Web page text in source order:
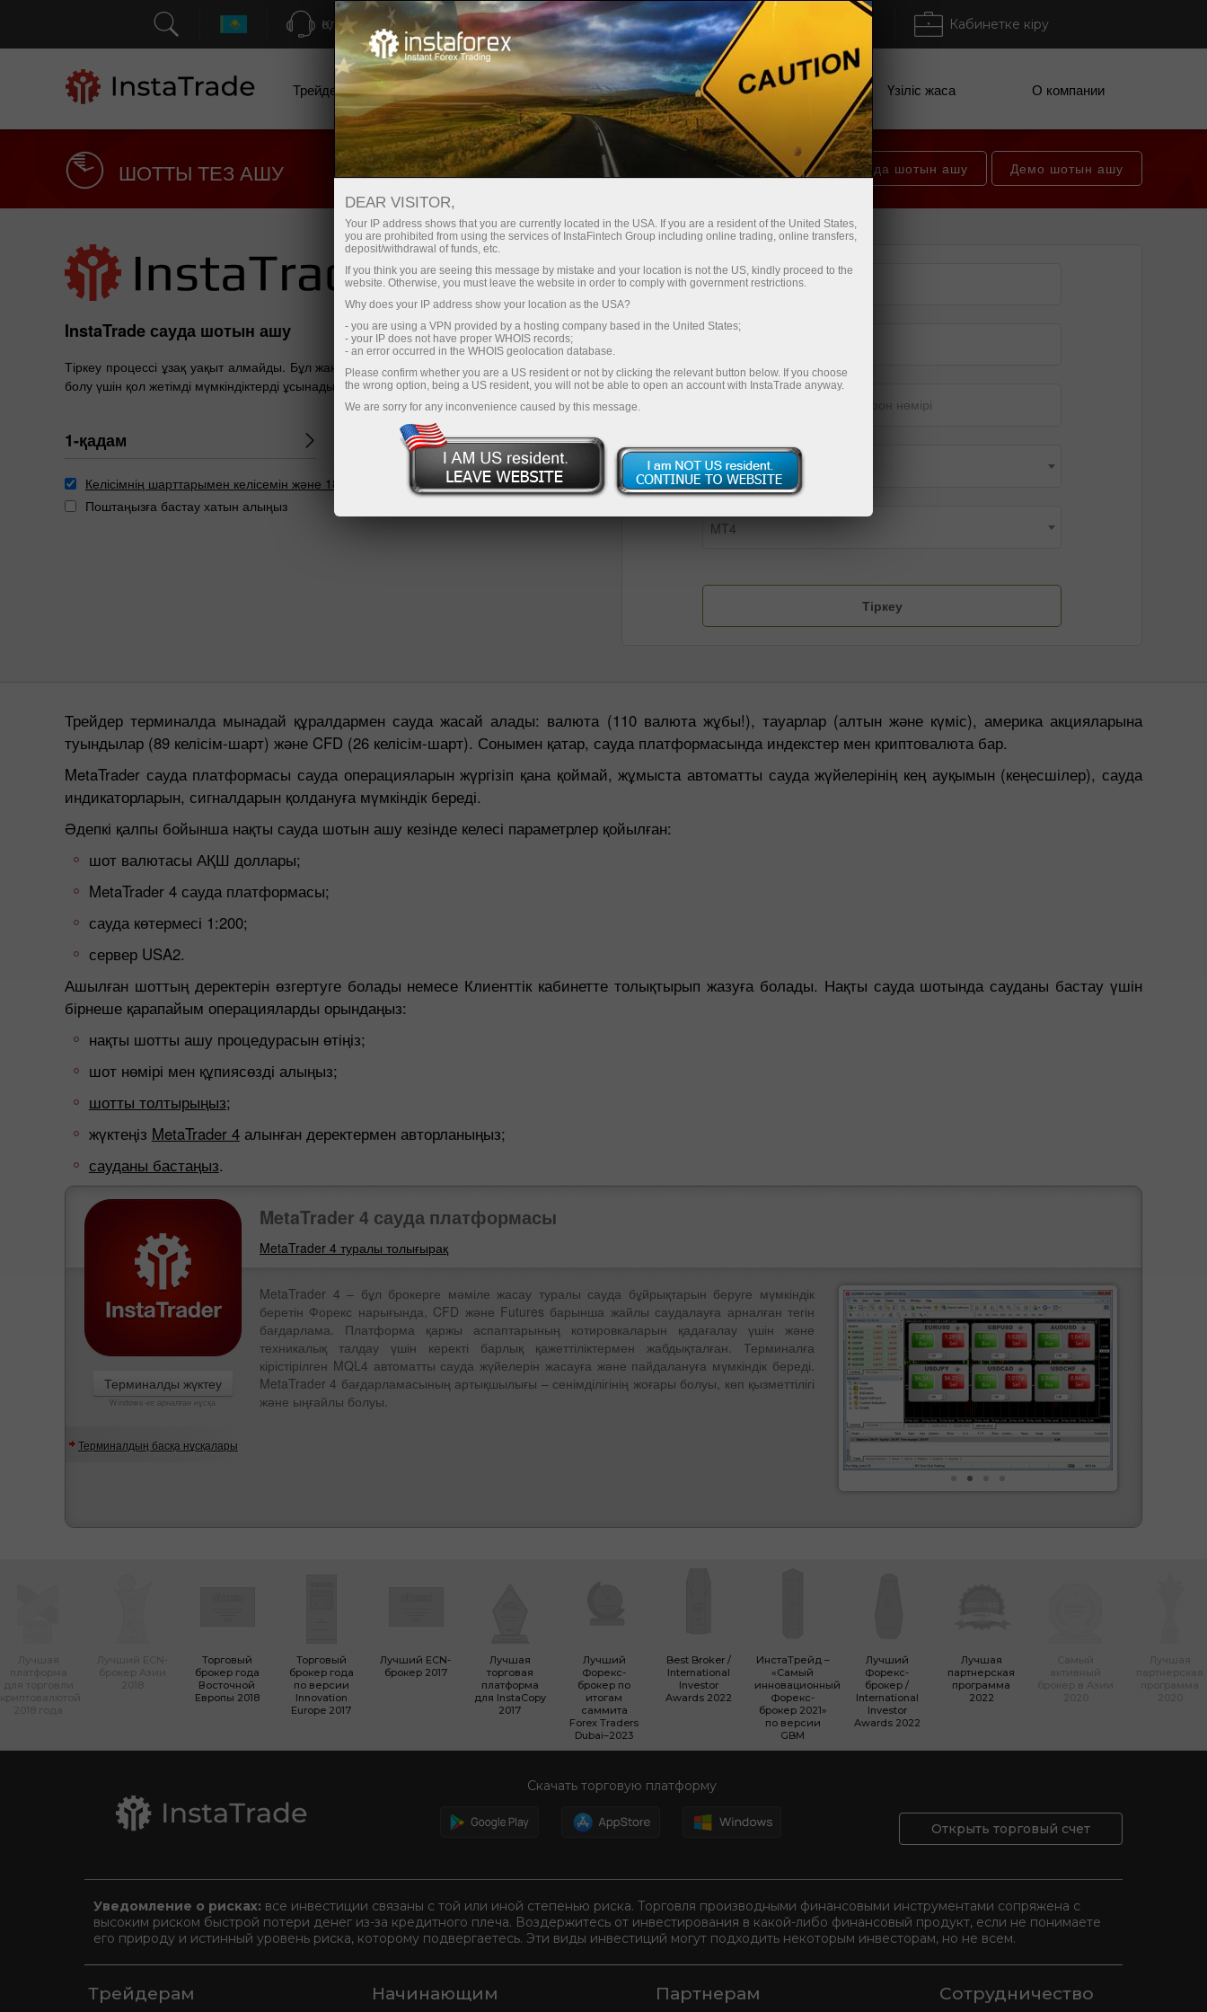
Қолдау Шотты тез ашу Сауда алаңы Кабинетке кіру
Трейдерлерге Жаңа бастаушыларға Серіктестерге Сервисы компании Үзіліс жаса О компании
ШОТТЫ ТЕЗ АШУ Сауда шотын ашу Демо шотын ашу
InstaTrade сауда шотын ашу
Тіркеу процессі ұзақ уақыт алмайды. Бұл жаңадан бастаған адамға сауда салуда сәтті
болу үшін қол жетімді мүмкіндіктерді ұсынады.
1-қадам
Келісімнің шарттарымен келісемін және 18 жаста екенімді растайдым
Поштаңызға бастау хатын алыңыз
Толық атауы
Телефон нөмірі
Австралия
MT4
Трейдер терминалда мынадай құралдармен сауда жасай алады: валюта (110 валюта жұбы!), тауарлар (алтын және күміс), америка акцияларына
туындылар (89 келісім-шарт) және CFD (26 келісім-шарт). Сонымен қатар, сауда платформасында индекстер мен криптовалюта бар.
MetaTrader сауда платформасы сауда операцияларын жүргізіп қана қоймай, жұмыста автоматты сауда жүйелерінің кең ауқымын (кеңесшілер), сауда
индикаторларын, сигналдарын қолдануға мүмкіндік береді.
Әдепкі қалпы бойынша нақты сауда шотын ашу кезінде келесі параметрлер қойылған:
шот валютасы АҚШ доллары;
MetaTrader 4 сауда платформасы;
сауда көтермесі 1:200;
сервер USA2.
Ашылған шоттың деректерін өзгертуге болады немесе Клиенттік кабинетте толықтырып жазуға болады. Нақты сауда шотында сауданы бастау үшін
бірнеше қарапайым операцияларды орындаңыз:
нақты шотты ашу процедурасын өтіңіз;
шот нөмірі мен құпиясөзді алыңыз;
шотты толтырыңыз;
жүктеңіз MetaTrader 4алынған деректермен авторланыңыз;
сауданы бастаңыз.
Терминалды жүктеу
Windows-ке арналған нұсқа
Терминалдың басқа нұсқалары
MetaTrader 4 сауда платформасы
MetaTrader 4 туралы толығырақ
MetaTrader 4 – бұл брокерге мәміле жасау туралы сауда бұйрықтарын беруге мүмкіндік
беретін Форекс нарығында, CFD және Futures барынша жайлы саудалауға арналған тегін
бағдарлама. Платформа қаржы аспаптарының котировкаларын қадағалау үшін және
техникалық талдау үшін керекті барлық қажеттіліктермен жабдықталған. Терминалға
кірістірілген MQL4 автоматты сауда жүйелерін жасауға және пайдалануға мүмкіндік береді.
MetaTrader 4 бағдарламасының артықшылығы – сенімділігінің жоғары болуы, көп қызметтілігі
және ыңғайлы болуы.
Торговый
брокер года
Восточной
Европы 2018
Торговый
брокер года
по версии
Innovation
Europe 2017
Лучший ECN-
брокер 2017
Лучшая
торговая
платформа
для InstaCopy
2017
Лучший
Форекс-
брокер по
итогам
саммита
Forex Traders
Dubai–2023
Best Broker /
International
Investor
Awards 2022
ИнстаТрейд –
«Самый
инновационный
Форекс-
брокер 2021»
по версии
GBM
Лучший
Форекc-
брокер /
International
Investor
Awards 2022
Лучшая
партнерская
программа
2022
Скачать торговую платформу
Открыть торговый счет
Уведомление о рисках: все инвестиции связаны с той или иной степенью риска. Торговля производными финансовыми инструментами сопряжена с
высоким риском быстрой потери денег из-за кредитного плеча. Воздержитесь от инвестирования в какой-либо финансовый продукт, если не понимаете
его природу и истинный уровень риска, которому подвергаетесь. Эти виды инвестиций могут подходить некоторым инвесторам, но не всем.
Трейдерам Начинающим Партнерам Сотрудничество
DEAR VISITOR,
Your IP address shows that you are currently located in the USA. If you are a resident of the United States,
you are prohibited from using the services of InstaFintech Group including online trading, online transfers,
deposit/withdrawal of funds, etc.
If you think you are seeing this message by mistake and your location is not the US, kindly proceed to the
website. Otherwise, you must leave the website in order to comply with government restrictions.
Why does your IP address show your location as the USA?
- you are using a VPN provided by a hosting company based in the United States;
- your IP does not have proper WHOIS records;
- an error occurred in the WHOIS geolocation database.
Please confirm whether you are a US resident or not by clicking the relevant button below. If you choose
the wrong option, being a US resident, you will not be able to open an account with InstaTrade anyway.
We are sorry for any inconvenience caused by this message.